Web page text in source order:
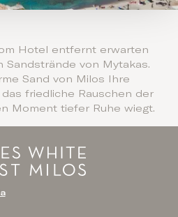
Hotel entfernt erwarten
Sandstrände von Mytakas.
Sand von Milos Ihre
friedliche Rauschen der
Moment tiefer Ruhe wiegt.